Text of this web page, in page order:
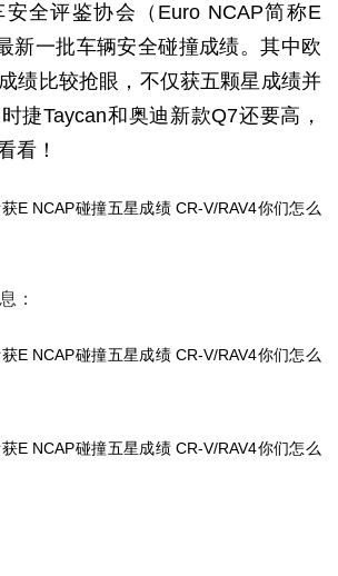
全评鉴协会（Euro NCAP简称E
新一批车辆安全碰撞成绩。其中欧
绩比较抢眼，不仅获五颗星成绩并
捷Taycan和奥迪新款Q7还要高，
看！
：